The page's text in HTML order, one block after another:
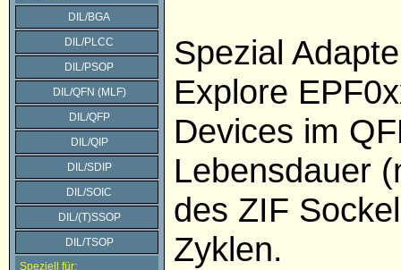
DIL/BGA
DIL/PLCC
DIL/PSOP
DIL/QFN (MLF)
DIL/QFP
DIL/QIP
DIL/SDIP
DIL/SOIC
DIL/(T)SSOP
DIL/TSOP
Speziell für:
Spezial
Explore
Devices im
Lebensdauer
des ZIF
Zyklen.